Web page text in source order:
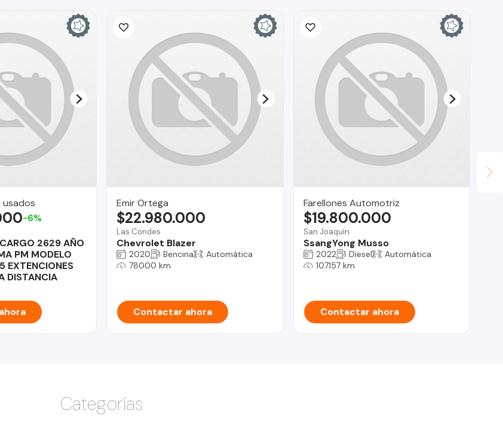
usados
2629 AÑO
PM MODELO
EXTENCIONES
DISTANCIA
-6%
Emir Ortega
Las Condes
Chevrolet Blazer
$22.980.000
2020 Bencina
Automática
78000 km
Contactar ahora
Farellones Automotriz
San Joaquín
SsangYong Musso
$19.800.000
2022 Diesel
Automática
107157 km
Contactar ahora
Categorías